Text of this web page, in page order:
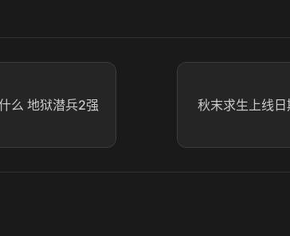
么 地狱潜兵2强
秋末求生上线